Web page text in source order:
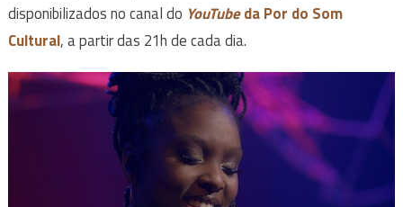
disponibilizados no canal do YouTubeda Por do Som
Cultural, a partir das 21h de cada dia.